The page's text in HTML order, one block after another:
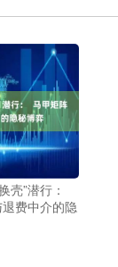
壳”潜行：
费中介的隐